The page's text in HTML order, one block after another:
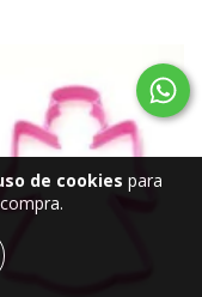
de cookies para